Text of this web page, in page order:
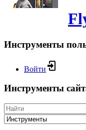
Инструменты
Войти
Инструменты